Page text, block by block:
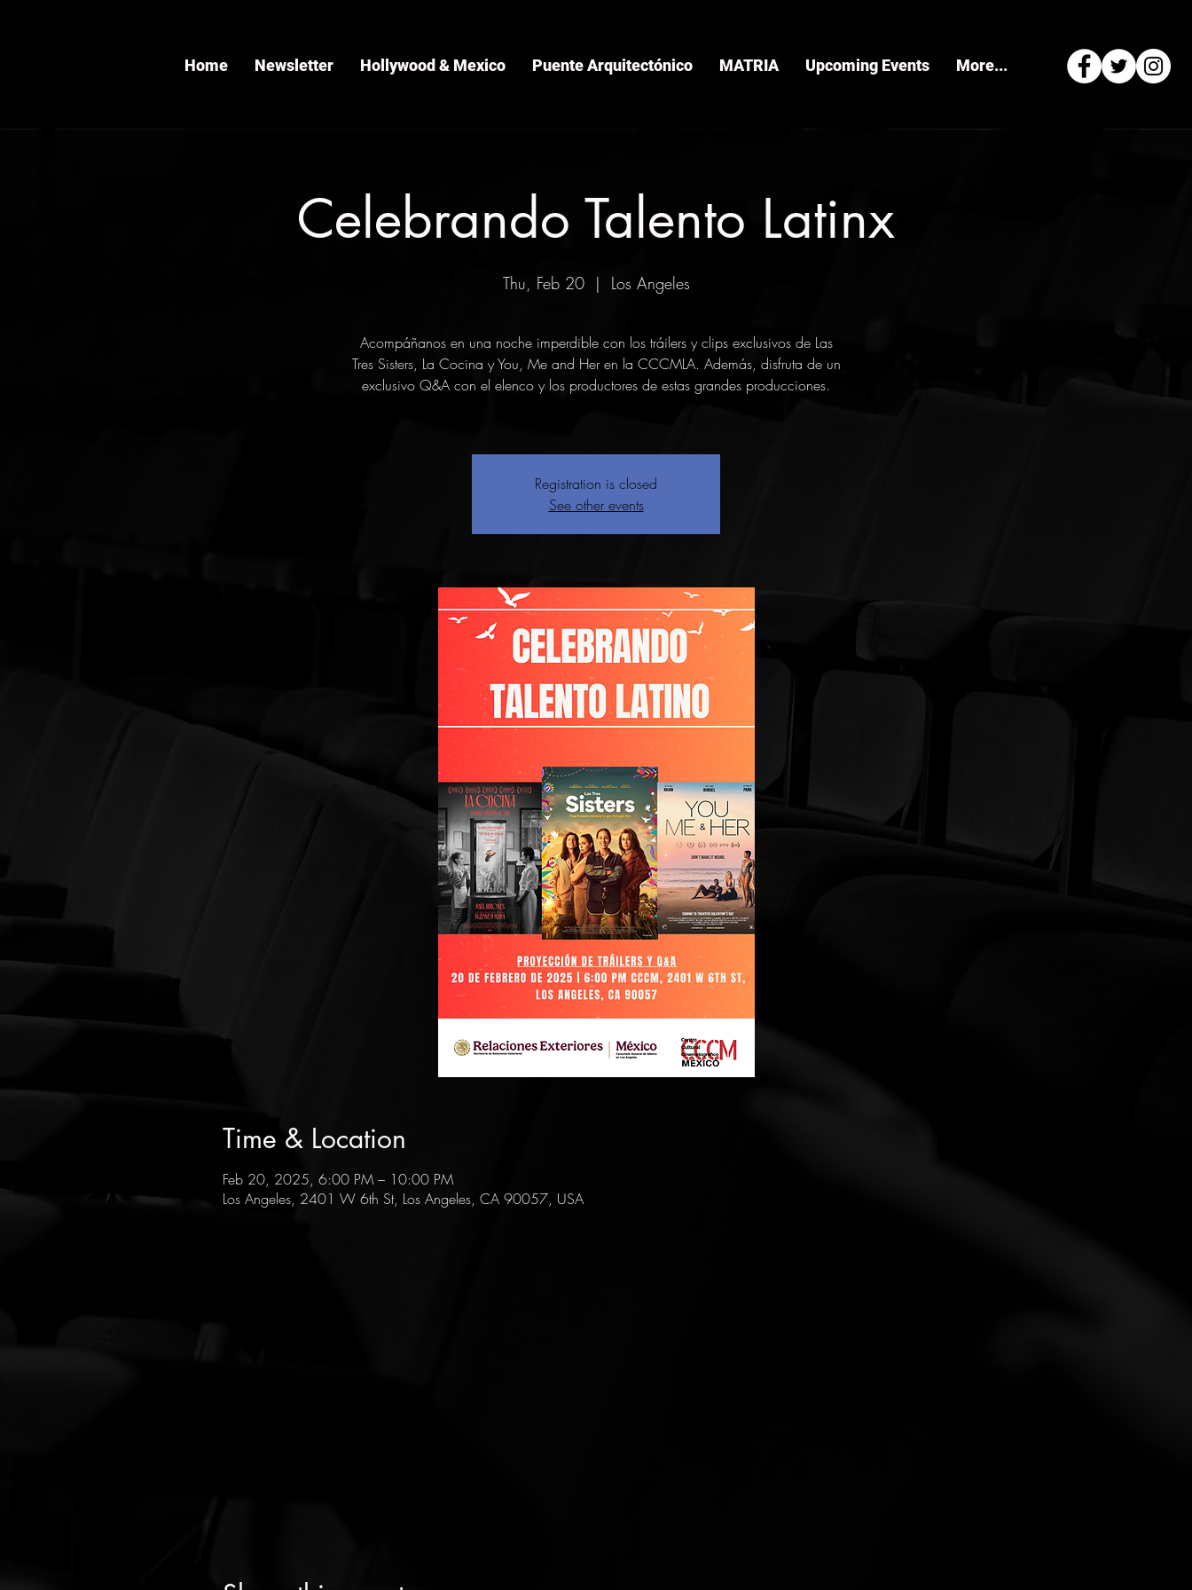
Home Newsletter Hollywood & Mexico Puente Arquitectónico MATRIA Upcoming Events More...
Celebrando Talento Latinx
Thu, Feb 20
  |
Los Angeles
Acompáñanos en una noche imperdible con los tráilers y clips exclusivos de Las
Tres Sisters, La Cocina y You, Me and Her en la CCCMLA. Además, disfruta de un
exclusivo Q&A con el elenco y los productores de estas grandes producciones.
Registration is closed
See other events
Time & Location
Feb 20, 2025, 6:00 PM – 10:00 PM
Los Angeles, 2401 W 6th St, Los Angeles, CA 90057, USA